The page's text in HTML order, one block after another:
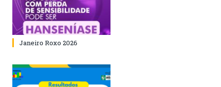
Janeiro Roxo 2026